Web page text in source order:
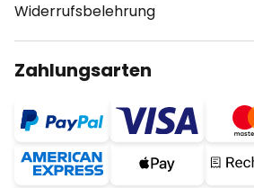
Widerrufsbelehrung
Zahlungsarten